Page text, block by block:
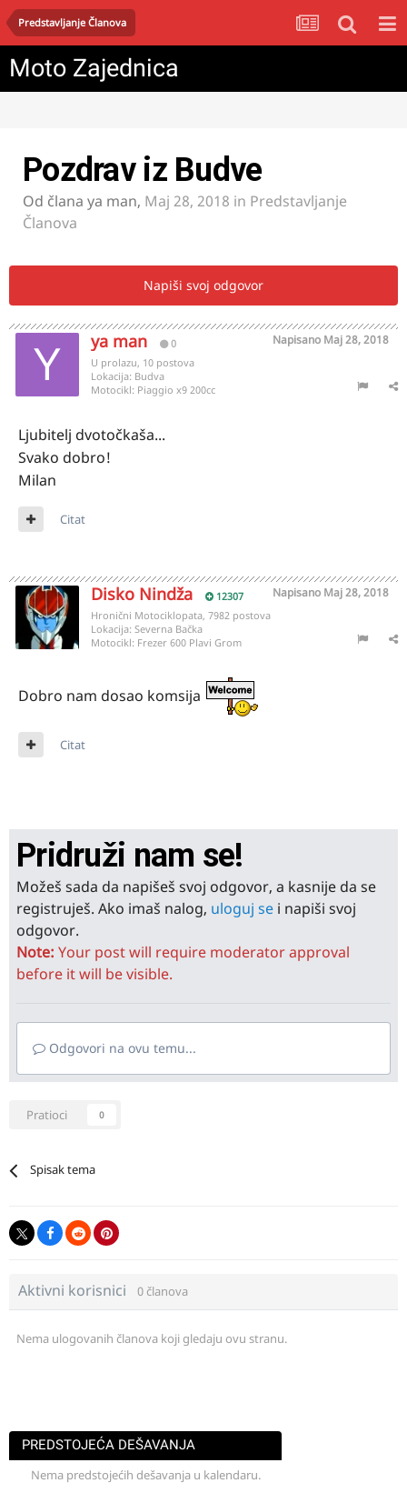
Predstavljanje Članova
Moto Zajednica
Pozdrav iz Budve
Od člana ya man, Maj 28, 2018 in Predstavljanje
Članova
Napiši svoj odgovor
ya man 0 Napisano Maj 28, 2018
U prolazu, 10 postova
Lokacija: Budva
Motocikl: Piaggio x9 200cc
Ljubitelj dvotočkaša...
Svako dobro!
Milan
Citat
Disko Nindža 12307 Napisano Maj 28, 2018
Hronični Motociklopata, 7982 postova
Lokacija: Severna Bačka
Motocikl: Frezer 600 Plavi Grom
Dobro nam dosao komsija
Citat
Pridruži nam se!
Možeš sada da napišeš svoj odgovor, a kasnije da se
registruješ. Ako imaš nalog, uloguj se i napiši svoj
odgovor.
Note: Your post will require moderator approval
before it will be visible.
Odgovori na ovu temu...
Pratioci 0
Spisak tema
Aktivni korisnici 0 članova
Nema ulogovanih članova koji gledaju ovu stranu.
PREDSTOJEĆA DEŠAVANJA
Nema predstojećih dešavanja u kalendaru.